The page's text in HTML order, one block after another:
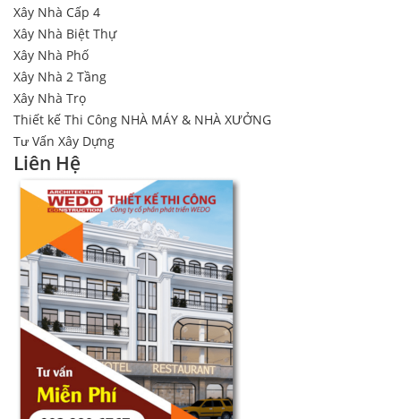
Xây Nhà Cấp 4
Xây Nhà Biệt Thự
Xây Nhà Phố
Xây Nhà 2 Tầng
Xây Nhà Trọ
Thiết kế Thi Công NHÀ MÁY & NHÀ XƯỞNG
Tư Vấn Xây Dựng
Liên Hệ